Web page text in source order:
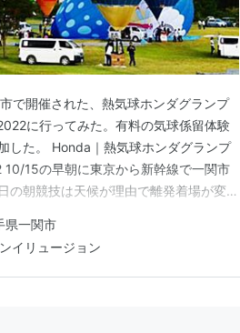
で開催された、熱気球ホンダグランプ
に行ってみた。有料の気球係留体験
した。 Honda｜熱気球ホンダグランプ
15の早朝に東京から新幹線で一関市
の朝競技は天候が理由で離発着場が変更
、、という気持ちがあってすごく残
県一関市
イリュージョン